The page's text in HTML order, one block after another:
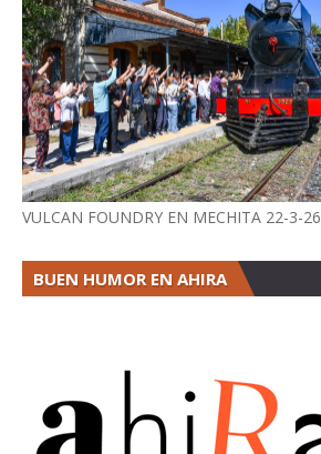
VULCAN FOUNDRY EN MECHITA 22-3-26
BUEN HUMOR EN AHIRA